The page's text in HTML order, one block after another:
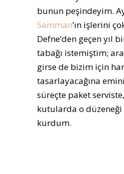
bunun peşindeyim.
Samman’ın işlerini
Defne’den geçen yıl
tabağı istemiştim;
girse de bizim için
tasarlayacağına
süreçte paket
kutularda o
kurdum.